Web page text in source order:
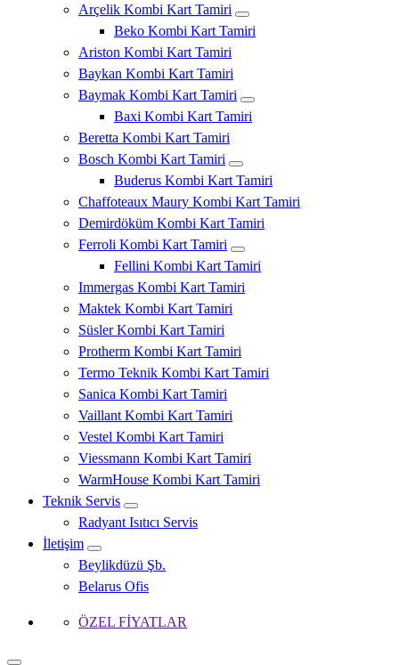
Arçelik Kombi Kart Tamiri
Beko Kombi Kart Tamiri
Ariston Kombi Kart Tamiri
Baykan Kombi Kart Tamiri
Baymak Kombi Kart Tamiri
Baxi Kombi Kart Tamiri
Beretta Kombi Kart Tamiri
Bosch Kombi Kart Tamiri
Buderus Kombi Kart Tamiri
Chaffoteaux Maury Kombi Kart Tamiri
Demirdöküm Kombi Kart Tamiri
Ferroli Kombi Kart Tamiri
Fellini Kombi Kart Tamiri
Immergas Kombi Kart Tamiri
Maktek Kombi Kart Tamiri
Süsler Kombi Kart Tamiri
Protherm Kombi Kart Tamiri
Termo Teknik Kombi Kart Tamiri
Sanica Kombi Kart Tamiri
Vaillant Kombi Kart Tamiri
Vestel Kombi Kart Tamiri
Viessmann Kombi Kart Tamiri
WarmHouse Kombi Kart Tamiri
Teknik Servis
Radyant Isıtıcı Servis
İletişim
Beylikdüzü Şb.
Belarus Ofis
ÖZEL FİYATLAR